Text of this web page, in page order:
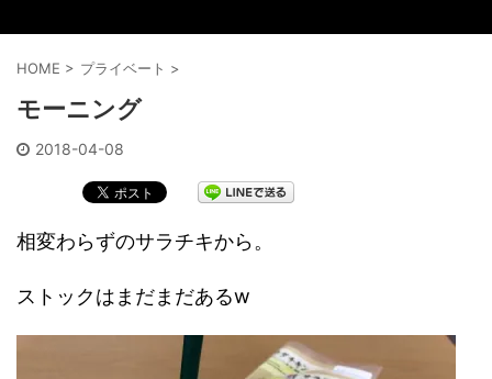
HOME > プライベート >
モーニング
2018-04-08
相変わらずのサラチキから。
ストックはまだまだあるw